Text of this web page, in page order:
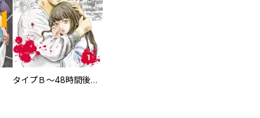
タイプＢ～48時間後、致死率100％～【単話】